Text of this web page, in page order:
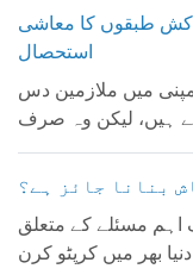
کش طبقوں کا معاشی
استحصال
میں ملازمین دس
بنانا جائز ہے؟
مسئلے کے متعلق